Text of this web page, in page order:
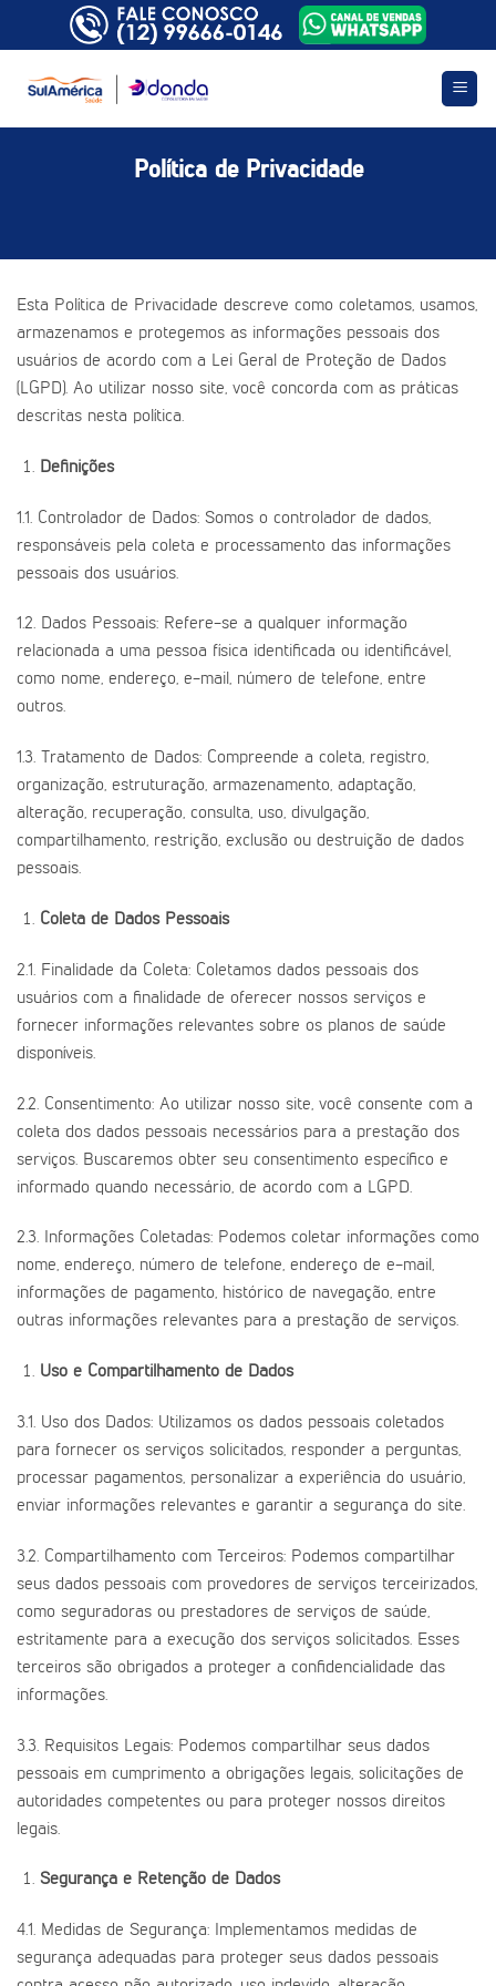
Política de Privacidade
Esta Política de Privacidade descreve como coletamos, usamos,
armazenamos e protegemos as informações pessoais dos
usuários de acordo com a Lei Geral de Proteção de Dados
(LGPD). Ao utilizar nosso site, você concorda com as práticas
descritas nesta política.
Definições
1.1. Controlador de Dados: Somos o controlador de dados,
responsáveis pela coleta e processamento das informações
pessoais dos usuários.
1.2. Dados Pessoais: Refere-se a qualquer informação
relacionada a uma pessoa física identificada ou identificável,
como nome, endereço, e-mail, número de telefone, entre
outros.
1.3. Tratamento de Dados: Compreende a coleta, registro,
organização, estruturação, armazenamento, adaptação,
alteração, recuperação, consulta, uso, divulgação,
compartilhamento, restrição, exclusão ou destruição de dados
pessoais.
Coleta de Dados Pessoais
2.1. Finalidade da Coleta: Coletamos dados pessoais dos
usuários com a finalidade de oferecer nossos serviços e
fornecer informações relevantes sobre os planos de saúde
disponíveis.
2.2. Consentimento: Ao utilizar nosso site, você consente com a
coleta dos dados pessoais necessários para a prestação dos
serviços. Buscaremos obter seu consentimento específico e
informado quando necessário, de acordo com a LGPD.
2.3. Informações Coletadas: Podemos coletar informações como
nome, endereço, número de telefone, endereço de e-mail,
informações de pagamento, histórico de navegação, entre
outras informações relevantes para a prestação de serviços.
Uso e Compartilhamento de Dados
3.1. Uso dos Dados: Utilizamos os dados pessoais coletados
para fornecer os serviços solicitados, responder a perguntas,
processar pagamentos, personalizar a experiência do usuário,
enviar informações relevantes e garantir a segurança do site.
3.2. Compartilhamento com Terceiros: Podemos compartilhar
seus dados pessoais com provedores de serviços terceirizados,
como seguradoras ou prestadores de serviços de saúde,
estritamente para a execução dos serviços solicitados. Esses
terceiros são obrigados a proteger a confidencialidade das
informações.
3.3. Requisitos Legais: Podemos compartilhar seus dados
pessoais em cumprimento a obrigações legais, solicitações de
autoridades competentes ou para proteger nossos direitos
legais.
Segurança e Retenção de Dados
4.1. Medidas de Segurança: Implementamos medidas de
segurança adequadas para proteger seus dados pessoais